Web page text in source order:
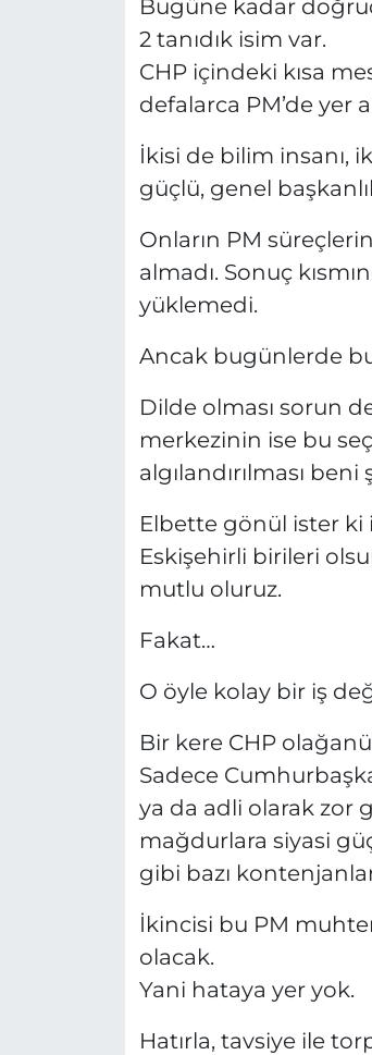
Bugüne kadar
2 tanıdık isim var.
CHP içindeki kısa
defalarca PM’de yer
İkisi de bilim insanı,
güçlü, genel
Onların PM
almadı. Sonuç
yüklemedi.
Ancak bugünlerde
Dilde olması sorun
merkezinin ise bu
algılandırılması beni
Elbette gönül ister ki
Eskişehirli birileri
mutlu oluruz.
Fakat…
O öyle kolay bir iş
Bir kere CHP
Sadece
ya da adli olarak zor
mağdurlara siyasi
gibi bazı
İkincisi bu PM
olacak.
Yani hataya yer yok.
Hatırla, tavsiye ile